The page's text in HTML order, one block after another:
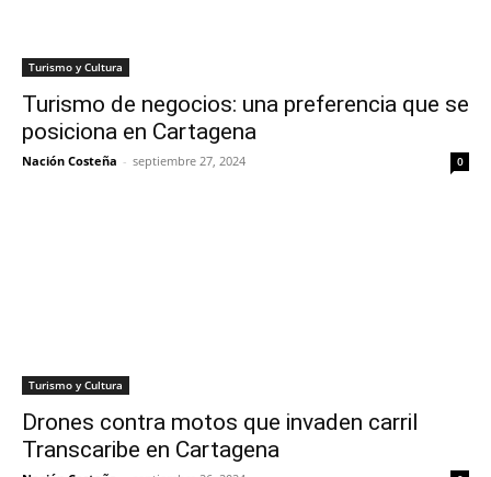
Turismo y Cultura
Turismo de negocios: una preferencia que se
posiciona en Cartagena
Nación Costeña - septiembre 27, 2024 0
Turismo y Cultura
Drones contra motos que invaden carril
Transcaribe en Cartagena